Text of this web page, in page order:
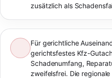
zusätzlich als
Für gerichtliche
gerichtsfestes Kfz-
Schadenumfang,
zweifelsfrei. Die